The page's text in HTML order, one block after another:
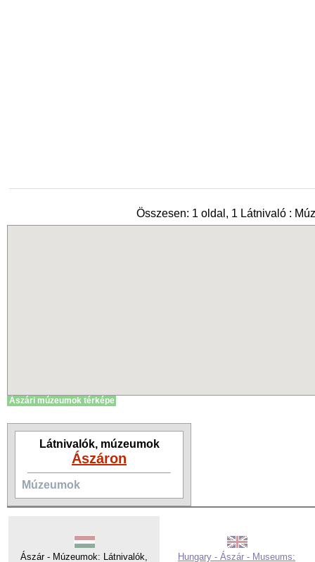
Összesen: 1 oldal, 1 Látnivaló :
Ászári múzeumok térképe
Látnivalók, múzeumok
Ászáron
Múzeumok
Ászár - Múzeumok: Látnivalók,
Hungary - Ászár - Museums: